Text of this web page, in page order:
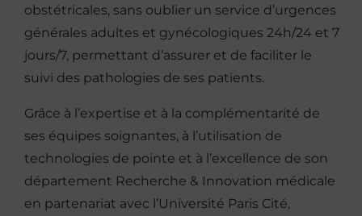
obstétricales, sans oublier un service d’urgences
générales adultes et gynécologiques 24h/24 et 7
jours/7, permettant d’assurer et de faciliter le
suivi des pathologies de ses patients.
Grâce à l’expertise et à la complémentarité de
ses équipes soignantes, à l’utilisation de
technologies de pointe et à l’excellence de son
département Recherche & Innovation médicale
en partenariat avec l’Université Paris Cité,